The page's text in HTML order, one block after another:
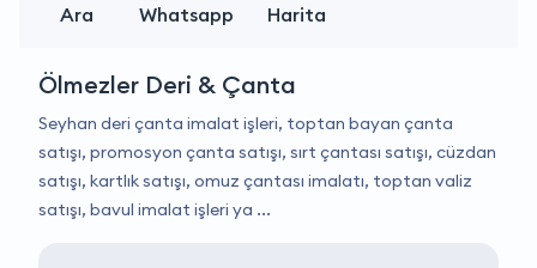
Ara Whatsapp Harita
Ölmezler Deri & Çanta
Seyhan deri çanta imalat işleri, toptan bayan çanta
satışı, promosyon çanta satışı, sırt çantası satışı, cüzdan
satışı, kartlık satışı, omuz çantası imalatı, toptan valiz
satışı, bavul imalat işleri ya ...